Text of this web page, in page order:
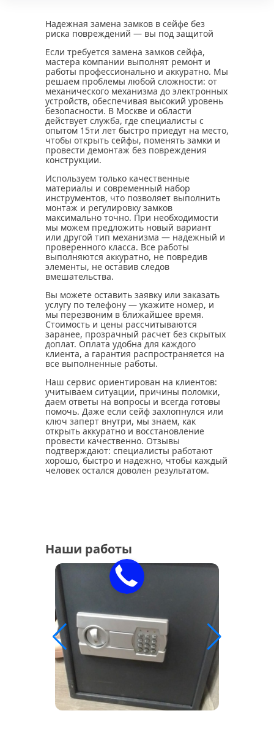
Надежная замена замков в сейфе без
риска повреждений — вы под защитой
Если требуется замена замков сейфа,
мастера компании выполнят ремонт и
работы профессионально и аккуратно. Мы
решаем проблемы любой сложности: от
механического механизма до электронных
устройств, обеспечивая высокий уровень
безопасности. В Москве и области
действует служба, где специалисты с
опытом 15ти лет быстро приедут на место,
чтобы открыть сейфы, поменять замки и
провести демонтаж без повреждения
конструкции.
Используем только качественные
материалы и современный набор
инструментов, что позволяет выполнить
монтаж и регулировку замков
максимально точно. При необходимости
мы можем предложить новый вариант
или другой тип механизма — надежный и
проверенного класса. Все работы
выполняются аккуратно, не повредив
элементы, не оставив следов
вмешательства.
Вы можете оставить заявку или заказать
услугу по телефону — укажите номер, и
мы перезвоним в ближайшее время.
Стоимость и цены рассчитываются
заранее, прозрачный расчет без скрытых
доплат. Оплата удобна для каждого
клиента, а гарантия распространяется на
все выполненные работы.
Наш сервис ориентирован на клиентов:
учитываем ситуации, причины поломки,
даем ответы на вопросы и всегда готовы
помочь. Даже если сейф захлопнулся или
ключ заперт внутри, мы знаем, как
открыть аккуратно и восстановление
провести качественно. Отзывы
подтверждают: специалисты работают
хорошо, быстро и надежно, чтобы каждый
человек остался доволен результатом.
Наши работы